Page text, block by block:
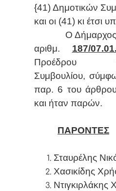
{41) Δημοτικών
και οι (41) κι έτσι
Ο Δήμαρχος
αριθμ. 187/
Προέδρου
Συμβουλίου,
παρ. 6 του
και ήταν παρών.
ΠΑΡΟΝΤΕΣ
Σταυρέλης
Χασικίδης
Ντιγκιρλάκης